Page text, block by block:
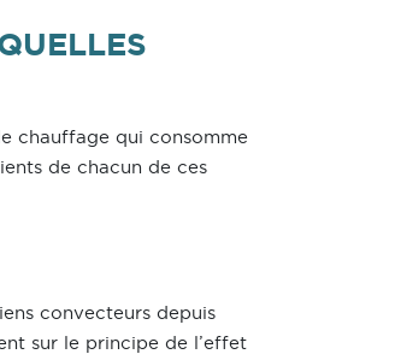
chauffage qui consomme
de chacun de ces
convecteurs depuis
sur le principe de l’effet